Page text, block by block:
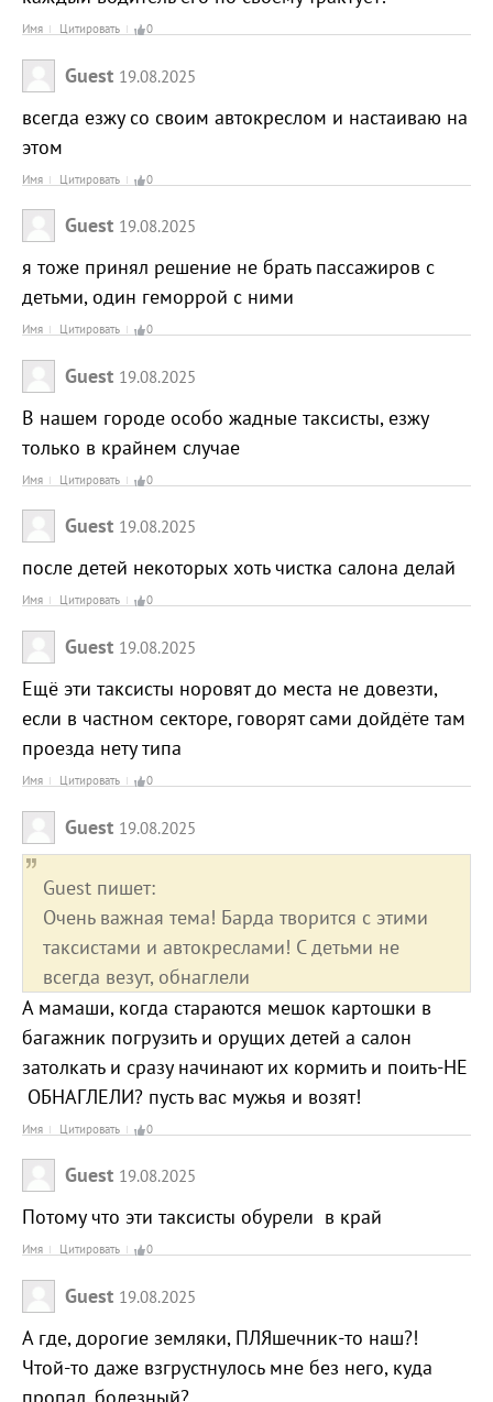
Имя Цитировать 0
Guest 19.08.2025
всегда езжу со своим автокреслом и настаиваю на
этом
Имя Цитировать 0
Guest 19.08.2025
я тоже принял решение не брать пассажиров с
детьми, один геморрой с ними
Имя Цитировать 0
Guest 19.08.2025
В нашем городе особо жадные таксисты, езжу
только в крайнем случае
Имя Цитировать 0
Guest 19.08.2025
после детей некоторых хоть чистка салона делай
Имя Цитировать 0
Guest 19.08.2025
Ещё эти таксисты норовят до места не довезти,
если в частном секторе, говорят сами дойдёте там
проезда нету типа
Имя Цитировать 0
Guest 19.08.2025
Guest пишет:
Очень важная тема! Барда творится с этими
таксистами и автокреслами! С детьми не
всегда везут, обнаглели
А мамаши, когда стараются мешок картошки в
багажник погрузить и орущих детей а салон
затолкать и сразу начинают их кормить и поить-НЕ
ОБНАГЛЕЛИ? пусть вас мужья и возят!
Имя Цитировать 0
Guest 19.08.2025
Потому что эти таксисты обурели в край
Имя Цитировать 0
Guest 19.08.2025
А где, дорогие земляки, ПЛЯшечник-то наш?!
Чтой-то даже взгрустнулось мне без него, куда
пропал, болезный?